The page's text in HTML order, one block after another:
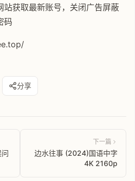
站获取最新账号，关闭广告屏蔽
码
分享
下一篇
边水往事 (2024)国语中字
4K 2160p